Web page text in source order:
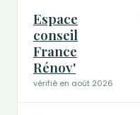
Espace
conseil
France
Rénov'
vérifié en août 2026